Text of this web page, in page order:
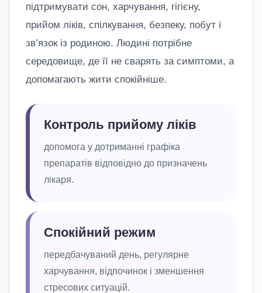
підтримувати сон, харчування, гігієну,
прийом ліків, спілкування, безпеку, побут і
зв’язок із родиною. Людині потрібне
середовище, де її не сварять за симптоми, а
допомагають жити спокійніше.
Контроль прийому ліків
допомога у дотриманні графіка
препаратів відповідно до призначень
лікаря.
Спокійний режим
передбачуваний день, регулярне
харчування, відпочинок і зменшення
стресових ситуацій.